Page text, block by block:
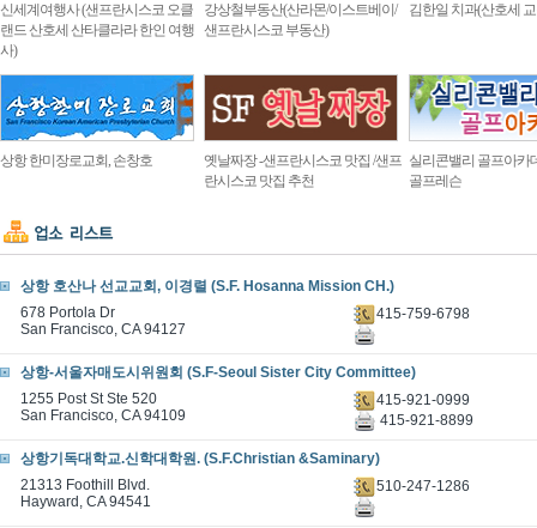
신세계여행사 (샌프란시스코 오클
랜드 산호세 산타클라라 한인 여행
사)
강상철부동산(산라몬/이스트베이/
샌프란시스코 부동산)
김한일 치과(산호세
상항 한미장로교회, 손창호
옛날짜장 -샌프란시스코 맛집 /샌프
란시스코 맛집 추천
실리콘밸리 골프아카
골프레슨
상항 호산나 선교교회, 이경렬 (S.F. Hosanna Mission CH.)
678 Portola Dr
San Francisco, CA 94127
415-759-6798
상항-서울자매도시위원회 (S.F-Seoul Sister City Committee)
1255 Post St Ste 520
San Francisco, CA 94109
415-921-0999
415-921-8899
상항기독대학교.신학대학원. (S.F.Christian &Saminary)
21313 Foothill Blvd.
Hayward, CA 94541
510-247-1286